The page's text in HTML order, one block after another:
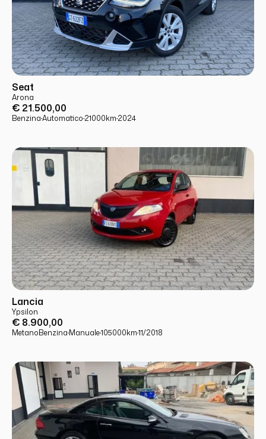
USATO
Seat
Arona
€ 21.500,00
Benzina·Automatico·21000km·2024
USATO
Lancia
Ypsilon
€ 8.900,00
MetanoBenzina·Manuale·105000km·11/2018